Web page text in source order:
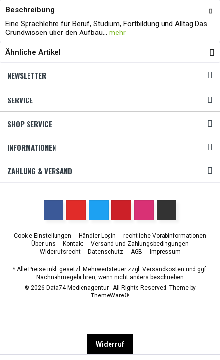
Beschreibung
Eine Sprachlehre für Beruf, Studium, Fortbildung und Alltag Das
Grundwissen über den Aufbau... mehr
Ähnliche Artikel
NEWSLETTER
SERVICE
SHOP SERVICE
INFORMATIONEN
ZAHLUNG & VERSAND
Cookie-Einstellungen Händler-Login
rechtliche Vorabinformationen
Über uns
Kontakt
Versand und Zahlungsbedingungen
Widerrufsrecht
Datenschutz AGB Impressum
* Alle Preise inkl. gesetzl. Mehrwertsteuer zzgl. Versandkosten und ggf.
Nachnahmegebühren, wenn nicht anders beschrieben
© 2026 Data74-Medienagentur - All Rights Reserved. Theme by
ThemeWare®
Widerruf